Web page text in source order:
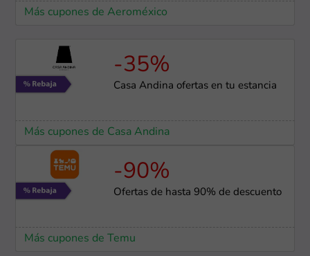
Más cupones de Aeroméxico
-35%
Casa Andina ofertas en tu estancia
Más cupones de Casa Andina
-90%
Ofertas de hasta 90% de descuento
Más cupones de Temu